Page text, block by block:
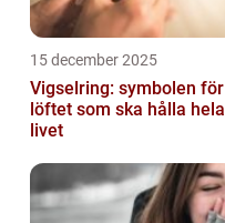
15 december 2025
Vigselring: symbolen för
löftet som ska hålla hela
livet